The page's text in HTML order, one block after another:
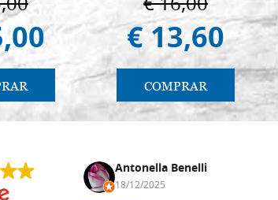
€ 13,60
COMPRAR
Antonella Benelli
18/12/2025